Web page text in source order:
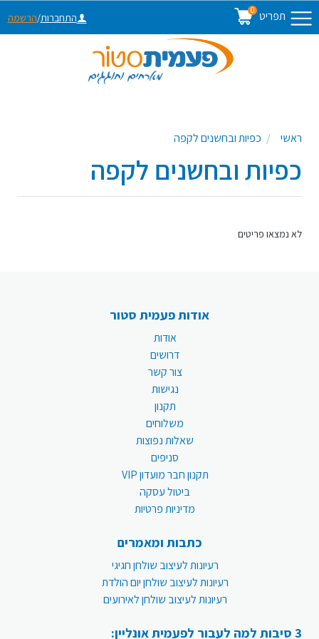
תפריט 0
התחברות/הרשמה
ראשי כפיות ובחשנים לקפה
כפיות ובחשנים לקפה
לא נמצאו פריטים
אודות פעמית סטור
אודות
דרושים
צור קשר
נגישות
תקנון
משלוחים
שאלות נפוצות
סניפים
תקנון חבר מועדון VIP
ביטול עסקה
מדיניות פרטיות
כתבות ומאמרים
רעיונות לעיצוב שולחן חגיגי
רעיונות לעיצוב שולחן יום הולדת
רעיונות לעיצוב שולחן לאירועים
3 סיבות למה לעבור לפעמית אונליין: